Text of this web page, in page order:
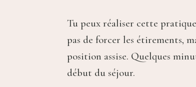
Tu peux réaliser cette
pas de forcer les étirements,
position assise. Quelques
début du séjour.